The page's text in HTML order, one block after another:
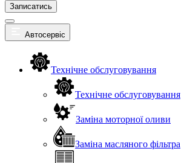
Записатись
Автосервіс
Технічне обслуговування
Технічне обслуговування
Заміна моторної оливи
Заміна масляного фільтра